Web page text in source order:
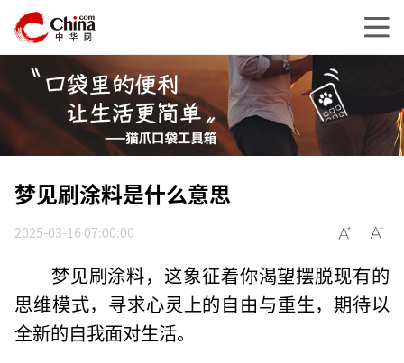
梦见刷涂料是什么意思
2025-03-16 07:00:00
梦见刷涂料，这象征着你渴望摆脱现有的
思维模式，寻求心灵上的自由与重生，期待以
全新的自我面对生活。